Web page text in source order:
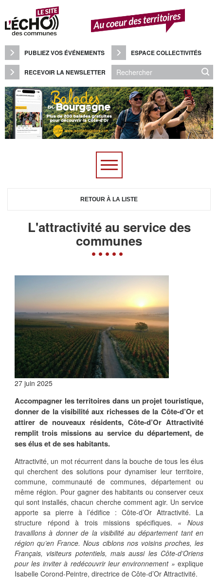
PUBLIEZ VOS ÉVÉNEMENTS ESPACE COLLECTIVITÉS
RECEVOIR LA NEWSLETTER
RETOUR À LA LISTE
L'attractivité au service des
communes
27 juin 2025
Accompagner les territoires dans un projet touristique,
donner de la visibilité aux richesses de la Côte-d’Or et
attirer de nouveaux résidents, Côte-d’Or Attractivité
remplit trois missions au service du département, de
ses élus et de ses habitants.
Attractivité, un mot récurrent dans la bouche de tous les élus
qui cherchent des solutions pour dynamiser leur territoire,
commune, communauté de communes, département ou
même région. Pour gagner des habitants ou conserver ceux
qui sont installés, chacun cherche comment agir. Un service
apporte sa pierre à l’édifice : Côte-d’Or Attractivité. La
structure répond à trois missions spécifiques. « Nous
travaillons à donner de la visibilité au département tant en
région qu’en France. Nous ciblons nos voisins proches, les
Français, visiteurs potentiels, mais aussi les Côte-d’Oriens
pour les inviter à redécouvrir leur environnement » explique
Isabelle Corond-Peintre, directrice de Côte-d’Or Attractivité.
Panneau de gestion des cookies